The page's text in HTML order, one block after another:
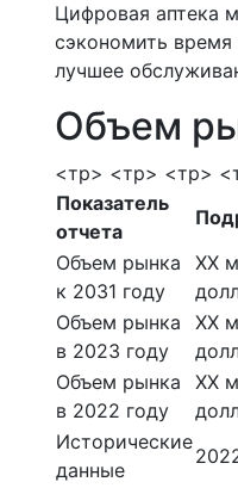
Цифровая аптека
сэкономить время
лучшее
Объем
<тр> <тр> <тр>
Показатель
отчета
Объем рынка
к 2031 году
ХХ
Объем рынка
в 2023 году
ХХ
Объем рынка
в 2022 году
ХХ
Исторические
данные